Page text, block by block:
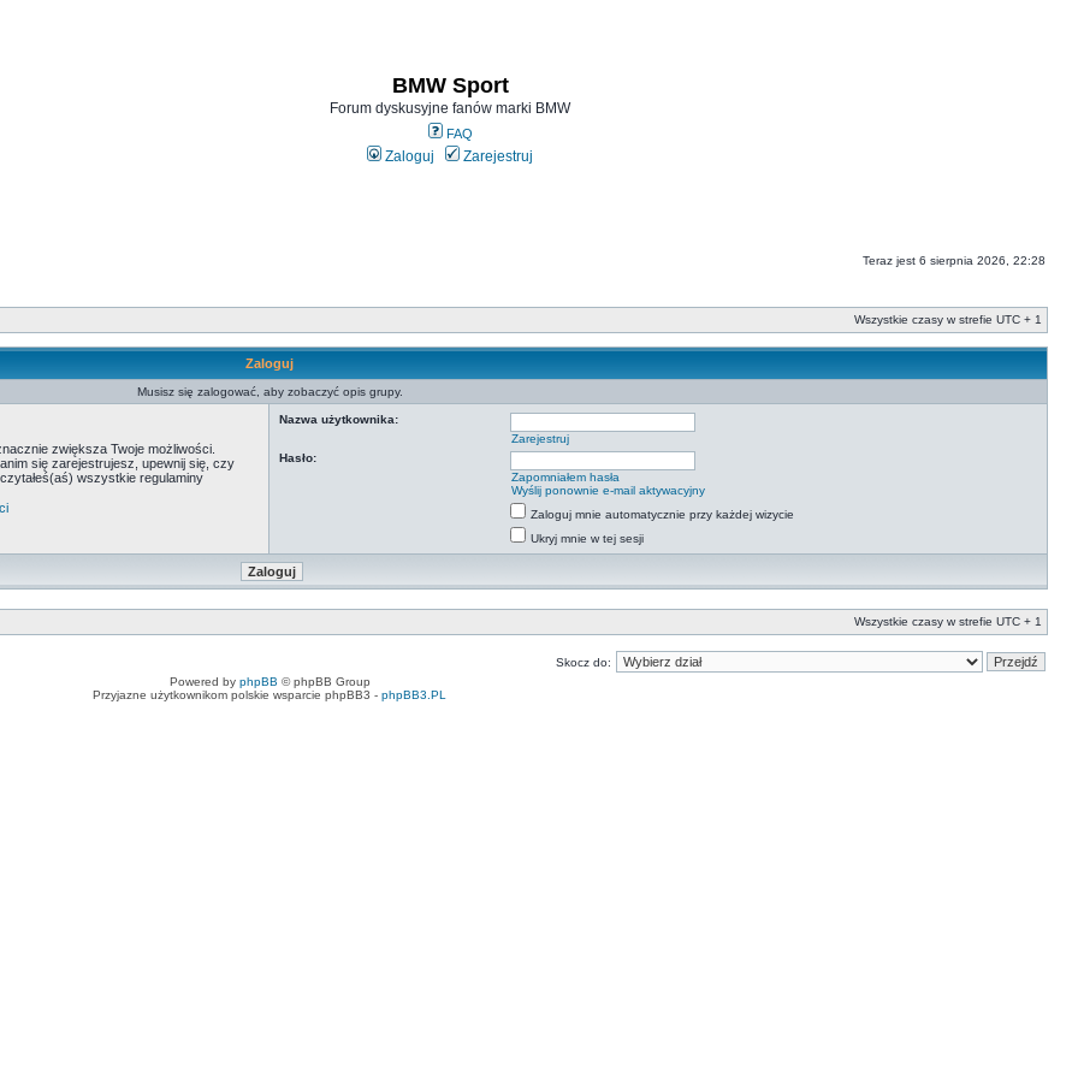
BMW Sport
Forum dyskusyjne fanów marki BMW
FAQ
Zaloguj Zarejestruj
Teraz jest 6 sierpnia 2026, 22:28
Wszystkie czasy w strefie UTC + 1
Zaloguj
Musisz się zalogować, aby zobaczyć opis grupy.
zwiększa Twoje możliwości.
się zarejestrujesz, upewnij się, czy
wszystkie regulaminy
Nazwa użytkownika:
Zarejestruj
Hasło:
Zapomniałem hasła
Wyślij ponownie e-mail aktywacyjny
Zaloguj mnie automatycznie przy każdej wizycie
Ukryj mnie w tej sesji
Wszystkie czasy w strefie UTC + 1
Skocz do:
Powered by phpBB © phpBB Group
Przyjazne użytkownikom polskie wsparcie phpBB3 - phpBB3.PL